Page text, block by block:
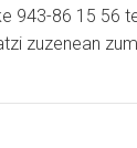
943-86 15 56
zuzenean